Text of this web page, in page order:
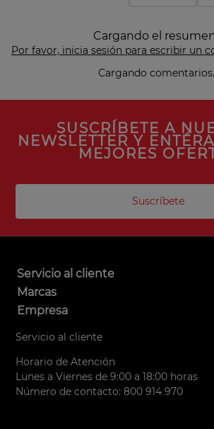
Cargando el
Por favor, inicia sesión para escribir un
Cargando
SUSCRÍBETE A
NEWSLETTER Y
MEJORES
Suscríbete
Servicio al cliente
Marcas
Empresa
Servicio al cliente
Horario de Atención
Lunes a Viernes de 9:00 a 18:00 horas
Número de contacto: 800 914 970